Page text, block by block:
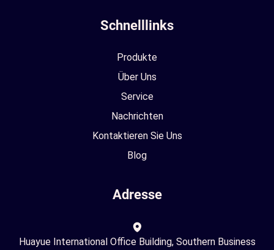
Schnelllinks
Produkte
Über Uns
Service
Nachrichten
Kontaktieren Sie Uns
Blog
Adresse
Huayue International Office Building, Southern Business